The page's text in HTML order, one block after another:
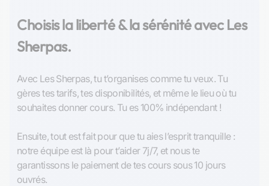
Choisis la liberté & la sérénité avec Les
Sherpas.
Avec Les Sherpas, tu t’organises comme tu veux. Tu
gères tes tarifs, tes disponibilités, et même le lieu où tu
souhaites donner cours. Tu es 100% indépendant !
Ensuite, tout est fait pour que tu aies l’esprit tranquille :
notre équipe est là pour t’aider 7j/7, et nous te
garantissons le paiement de tes cours sous 10 jours
ouvrés.